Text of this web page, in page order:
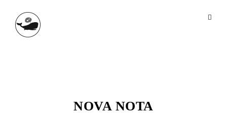
NOVA NOTA